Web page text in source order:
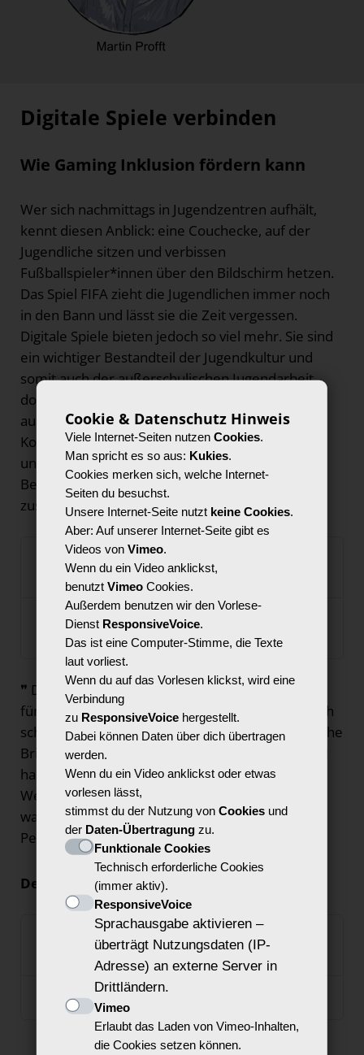
Digitale Spiele verbinden
Wie Gaming Inklusion fördern kann
Wer sich nachmittags in Jugendzentren aufhält,
kennt diesen Anblick: eine Couchecke, auf der
Jugendliche sitzen und verbissen
Fußballspieler*innen über den Bildschirm hetzen.
Das Spiel FIFA zieht die Jugendlichen immer noch
in den Bann und lässt sie die Zeit vergessen.
Digitale Spiele bieten jedoch so viel mehr. Sie sind
ein wichtiger Bestandteil der Jugendkultur und
somit auch der außerschulischen Jugendarbeit,
doch die Potenziale werden oft nicht vollends
ausgeschöpft. Dabei können Games
Kommunikationsbrücken zwischen Fachkräften
und Jugendlichen bauen sowie auch die jungen
Besucher*innen untereinander
zusammenbringen.
Lernen durch Spielen: soziale und mediale
Kompetenzen
Inklusion durch Barrierefreiheit im
digitalen Spielraum
❞ Die Gaming Communitys sind ein gutes Vorbild
für Inklusion. Dort werden Personen nicht einfach
schief angeschaut, weil sie eventuell eine komische
Brille tragen, zwei linke Füße oder nur eine Hand
haben, wie in der realen Welt. Hier zählt, welche
Werte und welchen Einsatz du mitbringst, denn
was zählt, ist das Team und nicht die einzelne
Person. Nur gemeinsam sind wir am stärksten! ❝
Dennis Winkens, Gamer und Inklusionsaktivist
Barrieren erkennen und gemeinsam
überwinden
Unser Fazit: Gaming verbindet
Cookie & Datenschutz Hinweis
Viele Internet-Seiten nutzen Cookies.
Man spricht es so aus: Kukies.
Cookies merken sich, welche Internet-
Seiten du besuchst.
Unsere Internet-Seite nutzt keine Cookies.
Aber: Auf unserer Internet-Seite gibt es
Videos von Vimeo.
Wenn du ein Video anklickst,
benutzt VimeoCookies.
Außerdem benutzen wir den Vorlese-
Dienst ResponsiveVoice.
Das ist eine Computer-Stimme, die Texte
laut vorliest.
Wenn du auf das Vorlesen klickst, wird eine
Verbindung
zu ResponsiveVoicehergestellt.
Dabei können Daten über dich übertragen
werden.
Wenn du ein Video anklickst oder etwas
vorlesen lässt,
stimmst du der Nutzung von Cookiesund
der Daten-Übertragungzu.
Funktionale Cookies
Technisch erforderliche Cookies
(immer aktiv).
ResponsiveVoice
Sprachausgabe aktivieren –
überträgt Nutzungsdaten (IP-
Adresse) an externe Server in
Drittländern.
Vimeo
Erlaubt das Laden von Vimeo-Inhalten,
die Cookies setzen können.